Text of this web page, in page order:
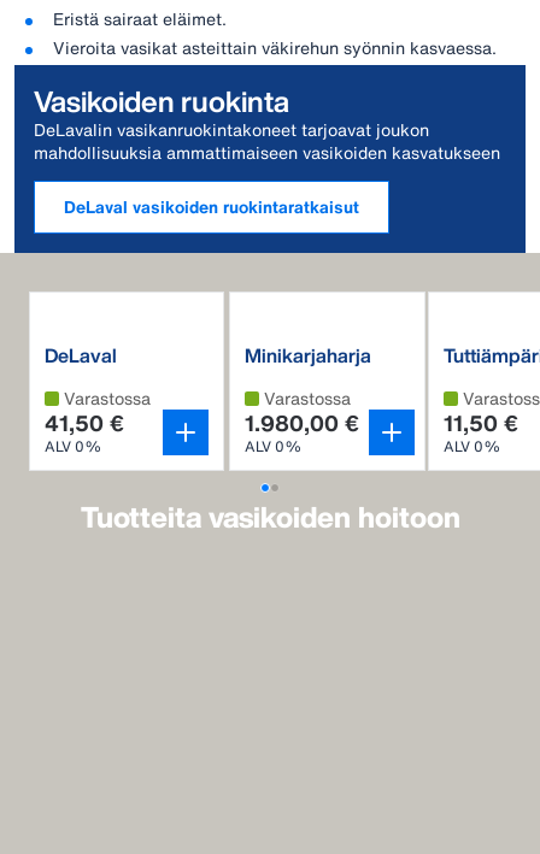
Eristä sairaat eläimet.
Vieroita vasikat asteittain väkirehun syönnin kasvaessa.
Vasikoiden ruokinta
DeLavalin vasikanruokintakoneet tarjoavat joukon
mahdollisuuksia ammattimaiseen vasikoiden kasvatukseen
DeLaval vasikoiden ruokintaratkaisut
Tuotteita vasikoiden hoitoon
DeLaval
Varastossa
41,50 €
ALV 0%
Minikarjaharja
Varastossa
1.980,00 €
ALV 0%
11,50 €
ALV 0%